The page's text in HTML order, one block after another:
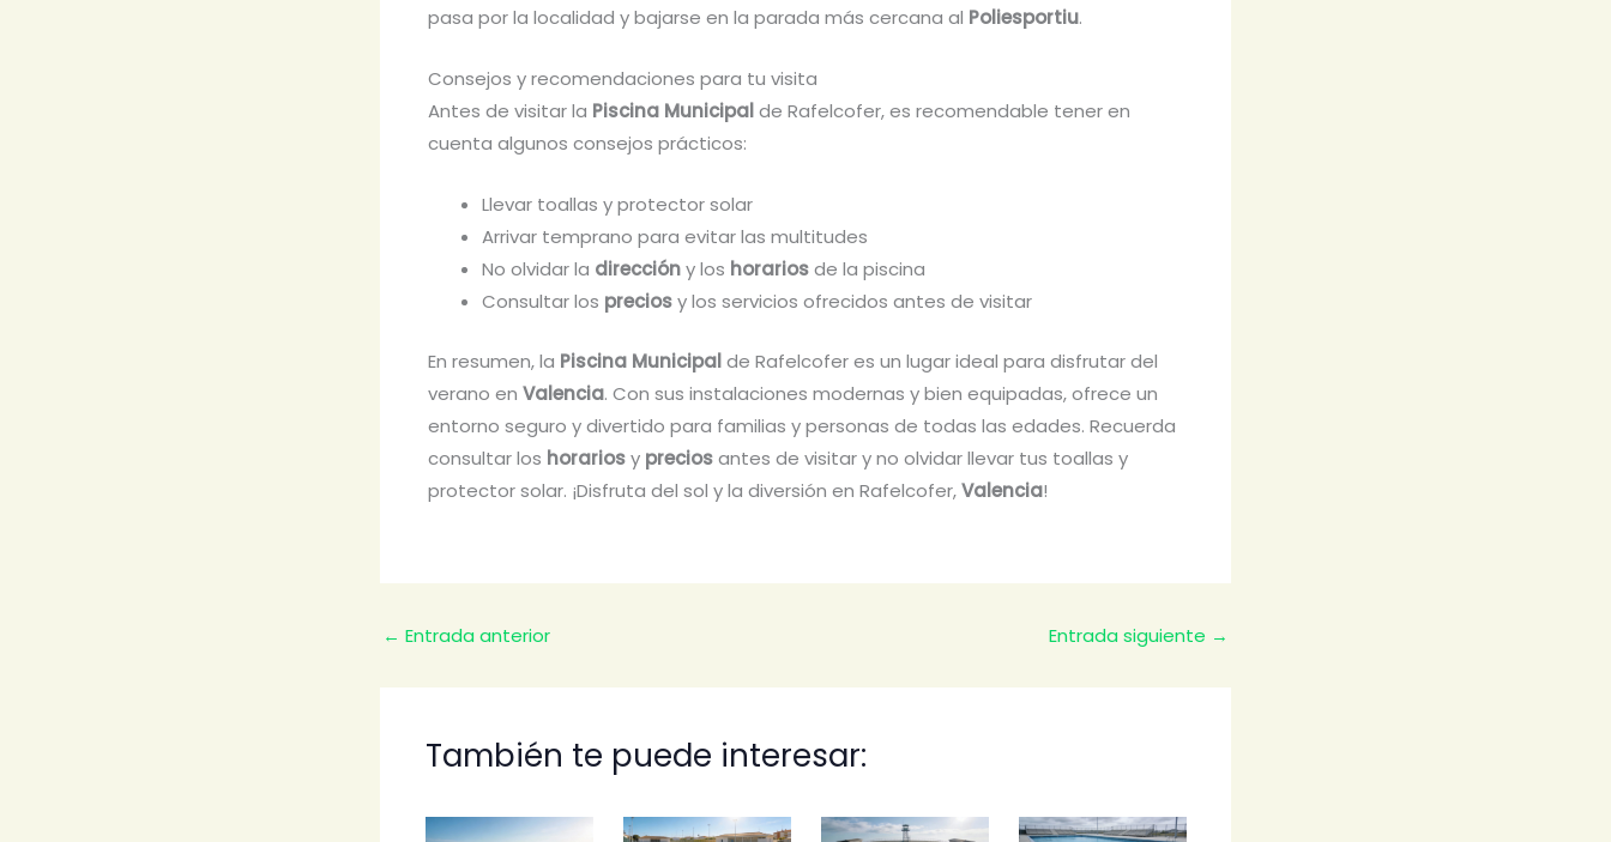
pasa por la localidad y bajarse en la parada más cercana al Poliesportiu.
Consejos y recomendaciones para tu visita
Antes de visitar la Piscina Municipalde Rafelcofer, es recomendable tener en
cuenta algunos consejos prácticos:
Llevar toallas y protector solar
Arrivar temprano para evitar las multitudes
No olvidar la direccióny los horariosde la piscina
Consultar los preciosy los servicios ofrecidos antes de visitar
En resumen, la Piscina Municipalde Rafelcofer es un lugar ideal para disfrutar del
verano en Valencia. Con sus instalaciones modernas y bien equipadas, ofrece un
entorno seguro y divertido para familias y personas de todas las edades. Recuerda
consultar los horariosy preciosantes de visitar y no olvidar llevar tus toallas y
protector solar. ¡Disfruta del sol y la diversión en Rafelcofer,Valencia!
← Entrada anterior Entrada siguiente →
También te puede interesar: